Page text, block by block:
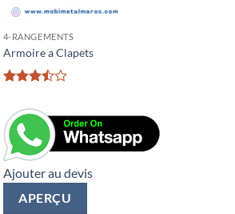
4-RANGEMENTS
Armoire a Clapets
out
of 5
Ajouter au devis
APERÇU